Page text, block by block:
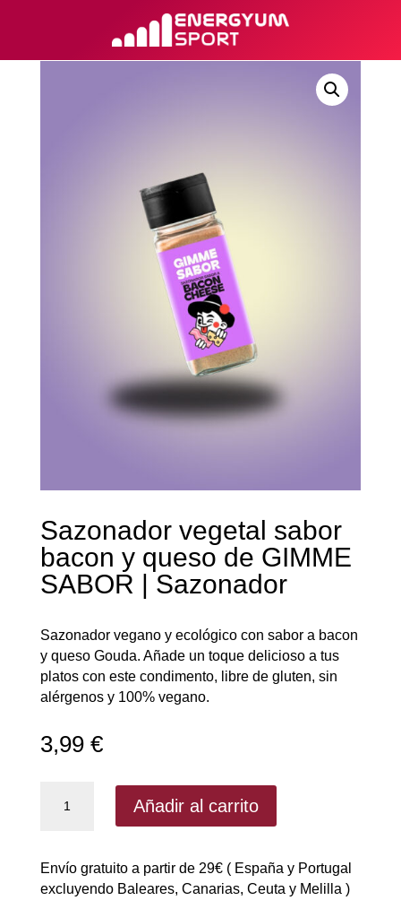
Sazonador vegetal sabor
bacon y queso de GIMME
SABOR | Sazonador
Sazonador vegano y ecológico con sabor a bacon
y queso Gouda. Añade un toque delicioso a tus
platos con este condimento, libre de gluten, sin
alérgenos y 100% vegano.
3,99 €
vegetal
y
queso
Añadir al carrito
Envío gratuito a partir de 29€ ( España y Portugal
excluyendo Baleares, Canarias, Ceuta y Melilla )